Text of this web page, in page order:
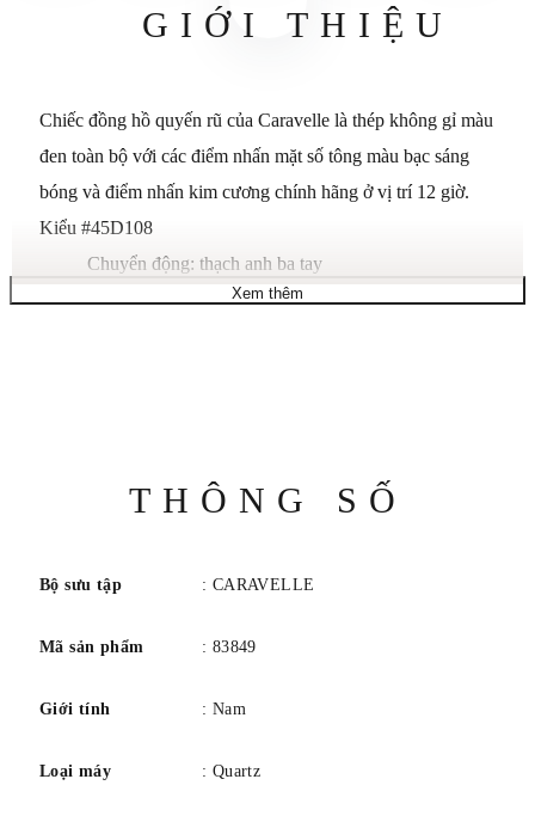
GIỚI THIỆU
Chiếc đồng hồ quyến rũ của Caravelle là thép không gỉ màu
đen toàn bộ với các điểm nhấn mặt số tông màu bạc sáng
bóng và điểm nhấn kim cương chính hãng ở vị trí 12 giờ.
Kiểu #45D108
Chuyển động: thạch anh ba tay
Vỏ: tròn; 40mm
Xem thêm
THÔNG SỐ
Bộ sưu tập : CARAVELLE
Mã sản phẩm : 83849
Giới tính : Nam
Loại máy : Quartz